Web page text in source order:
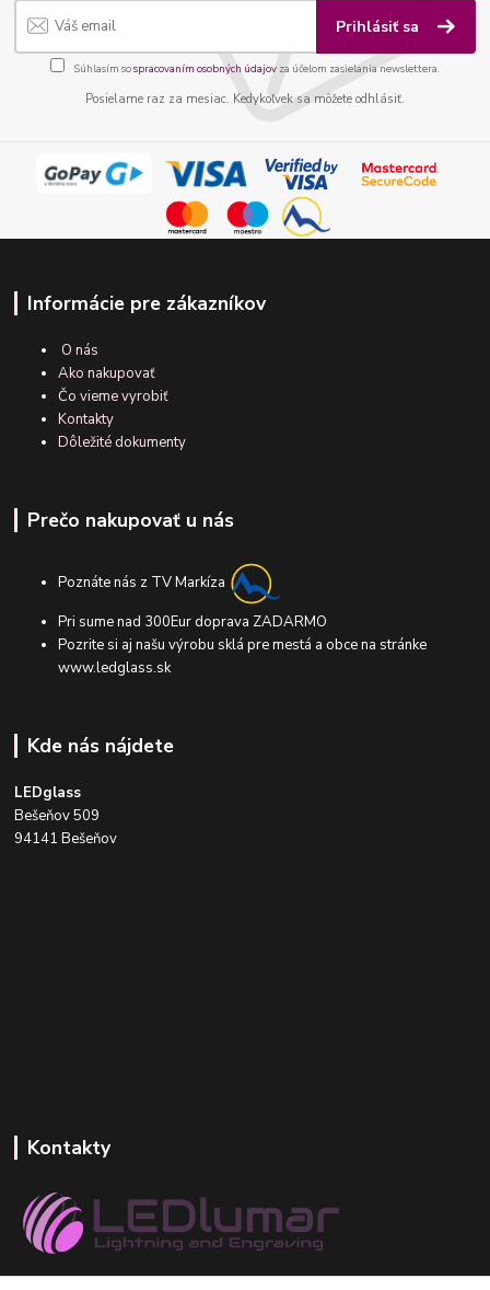
Prihlásiť sa
Súhlasím sospracovaním osobných údajov za účelom zasielania newslettera.
Posielame raz za mesiac. Kedykoľvek sa môžete odhlásiť.
Informácie pre zákazníkov
O nás
Ako nakupovať
Čo vieme vyrobiť
Kontakty
Dôležité dokumenty
Prečo nakupovať u nás
Poznáte nás z TV Markíza
Pri sume nad 300Eur doprava ZADARMO
Pozrite si aj našu výrobu sklá pre mestá a obce na stránke
www.ledglass.sk
Kde nás nájdete
LEDglass
Bešeňov 509
94141 Bešeňov
Kontakty